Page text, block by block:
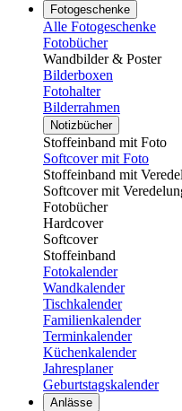
Fotogeschenke
Alle Fotogeschenke
Fotobücher
Wandbilder & Poster
Bilderboxen
Fotohalter
Bilderrahmen
Notizbücher
Stoffeinband mit Foto
Softcover mit Foto
Stoffeinband mit
Softcover mit
Fotobücher
Hardcover
Softcover
Stoffeinband
Fotokalender
Wandkalender
Tischkalender
Familienkalender
Terminkalender
Küchenkalender
Jahresplaner
Geburtstagskalender
Anlässe